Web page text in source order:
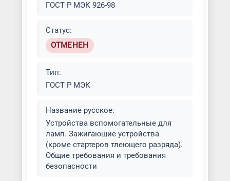
ГОСТ Р МЭК 926-98
Статус:
ОТМЕНЕН
Тип:
ГОСТ Р МЭК
Название русское:
Устройства вспомогательные для
ламп. Зажигающие устройства
(кроме стартеров тлеющего разряда).
Общие требования и требования
безопасности